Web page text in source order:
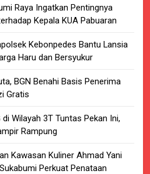
Raya Ingatkan Pentingnya
Kepala KUA Pabuaran
Kebonpedes Bantu Lansia
Haru dan Bersyukur
BGN Benahi Basis Penerima
Gratis
Wilayah 3T Tuntas Pekan Ini,
Rampung
Kawasan Kuliner Ahmad Yani
Perkuat Penataan